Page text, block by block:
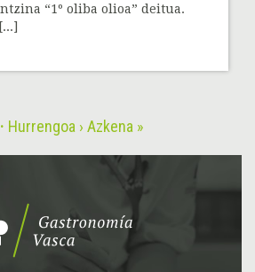
“1º oliba olioa” deitua.
Hurrengoa › Azkena »